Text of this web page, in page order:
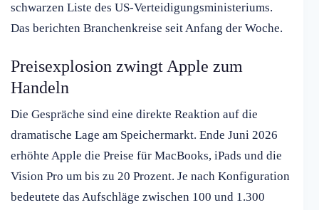
schwarzen Liste des US-Verteidigungsministeriums.
Das berichten Branchenkreise seit Anfang der Woche.
Preisexplosion zwingt Apple zum
Handeln
Die Gespräche sind eine direkte Reaktion auf die
dramatische Lage am Speichermarkt. Ende Juni 2026
erhöhte Apple die Preise für MacBooks, iPads und die
Vision Pro um bis zu 20 Prozent. Je nach Konfiguration
bedeutete das Aufschläge zwischen 100 und 1.300